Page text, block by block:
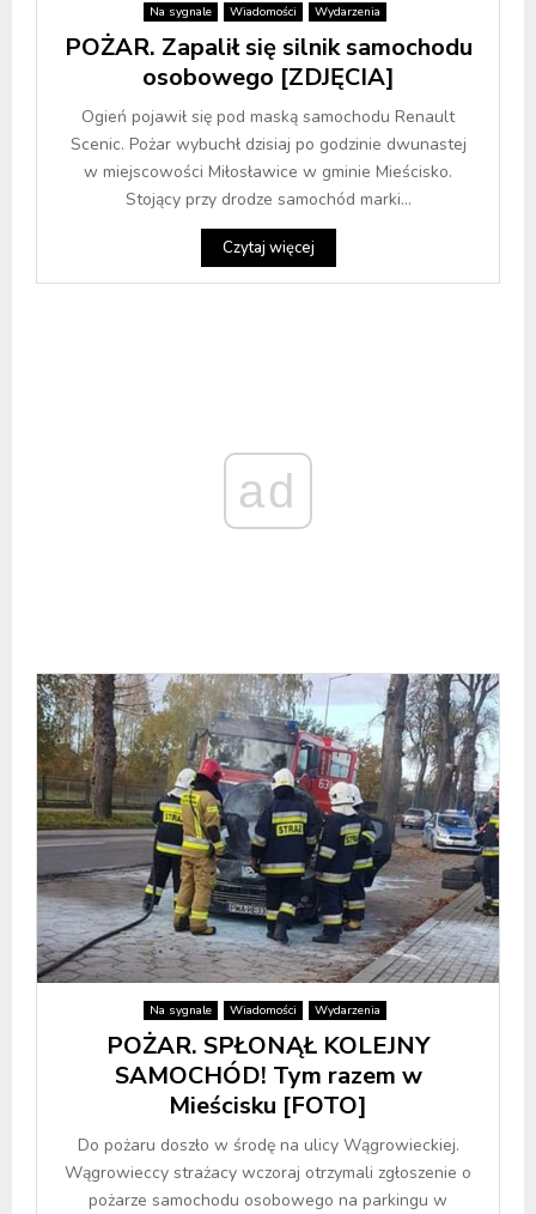
Na sygnale Wiadomości Wydarzenia
POŻAR. Zapalił się silnik samochodu
osobowego [ZDJĘCIA]
Ogień pojawił się pod maską samochodu Renault
Scenic. Pożar wybuchł dzisiaj po godzinie dwunastej
w miejscowości Miłosławice w gminie Mieścisko.
Stojący przy drodze samochód marki...
Czytaj więcej
ad
Na sygnale Wiadomości Wydarzenia
POŻAR. SPŁONĄŁ KOLEJNY
SAMOCHÓD! Tym razem w
Mieścisku [FOTO]
Do pożaru doszło w środę na ulicy Wągrowieckiej.
Wągrowieccy strażacy wczoraj otrzymali zgłoszenie o
pożarze samochodu osobowego na parkingu w